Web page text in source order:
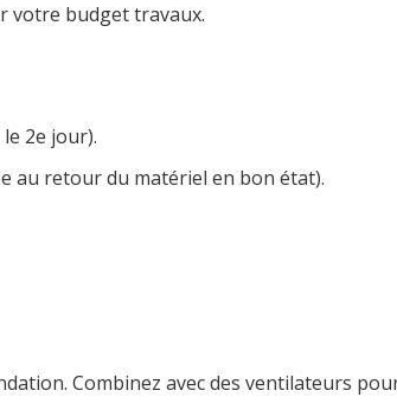
votre budget travaux.
2e jour).
au retour du matériel en bon état).
Combinez avec des ventilateurs